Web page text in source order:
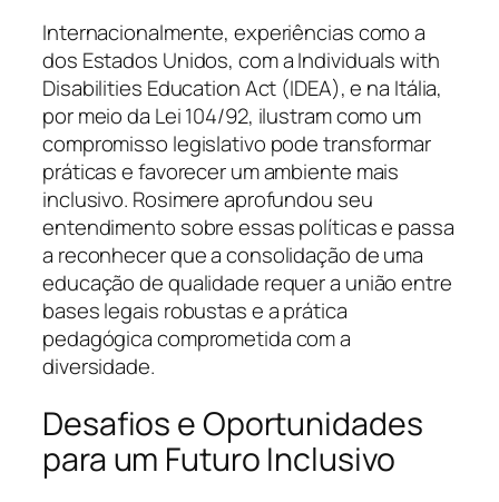
Internacionalmente, experiências como a
dos Estados Unidos, com a Individuals with
Disabilities Education Act (IDEA), e na Itália,
por meio da Lei 104/92, ilustram como um
compromisso legislativo pode transformar
práticas e favorecer um ambiente mais
inclusivo. Rosimere aprofundou seu
entendimento sobre essas políticas e passa
a reconhecer que a consolidação de uma
educação de qualidade requer a união entre
bases legais robustas e a prática
pedagógica comprometida com a
diversidade.
Desafios e Oportunidades
para um Futuro Inclusivo